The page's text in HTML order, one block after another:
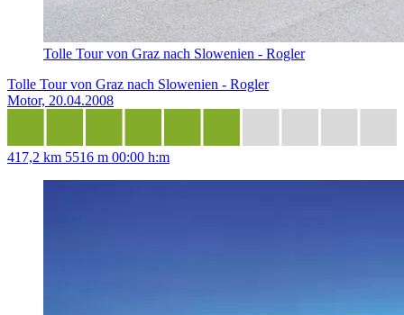
Tolle Tour von Graz nach Slowenien - Rogler
Tolle Tour von Graz nach Slowenien - Rogler
Motor, 20.04.2008
417,2 km 5516 m 00:00 h:m